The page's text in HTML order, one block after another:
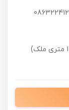
اراک، خیابان سید جمال الدین اسدآبادی (12 متری ملک)